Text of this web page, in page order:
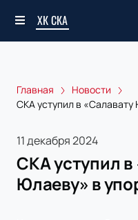
ХК СКА
Главная
Новости
СКА уступил в
11 декабря 2024
СКА уступил в
Юлаеву» в